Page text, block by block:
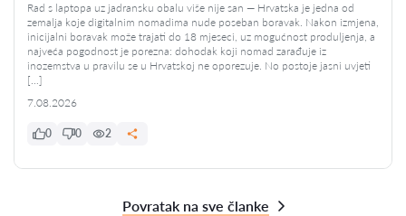
Rad s laptopa uz jadransku obalu više nije san — Hrvatska je jedna od
zemalja koje digitalnim nomadima nude poseban boravak. Nakon izmjena,
inicijalni boravak može trajati do 18 mjeseci, uz mogućnost produljenja, a
najveća pogodnost je porezna: dohodak koji nomad zarađuje iz
inozemstva u pravilu se u Hrvatskoj ne oporezuje. No postoje jasni uvjeti
[…]
7.08.2026
0 0 2
Povratak na sve članke